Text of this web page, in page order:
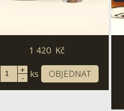
1 420 Kč
+
- ks OBJEDNAT